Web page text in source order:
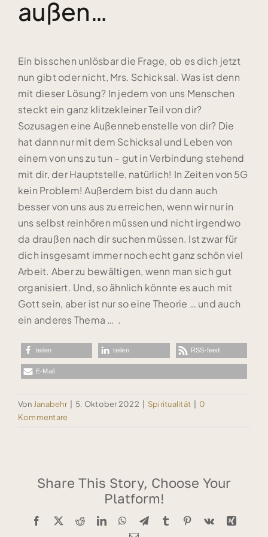
außen…
Ein bisschen unlösbar die Frage, ob es dich jetzt
nun gibt oder nicht, Mrs. Schicksal. Was ist denn
mit dieser Lösung? In jedem von uns Menschen
steckt ein ganz klitzekleiner Teil von dir?
Sozusagen eine Außennebenstelle von dir? Die
hat dann nur mit dem Schicksal und Leben von
einem von uns zu tun – gut in Verbindung stehend
mit dir, der Hauptstelle, natürlich! In Zeiten von 5G
kein Problem! Außerdem bist du dann auch
besser von uns aus zu erreichen, wenn wir nur in
uns selbst reinhören müssen und nicht irgendwo
da draußen nach dir suchen müssen. Ist zwar für
dich insgesamt immer noch echt ganz schön viel
Arbeit. Aber zu bewältigen, wenn man sich gut
organisiert. Und, so ähnlich könnte es auch mit
Gott sein, aber ist nur so eine Theorie … und auch
ein anderes Thema … .
teilen teilen RSS-feed
E-Mail
Von Janabehr 5. Oktober 2022 Spiritualität
0
Kommentare
Share This Story, Choose Your
Platform!
Facebook
X RedditLinkedInWhatsApp
TelegramTumblr Pinterest
Vk
Xing